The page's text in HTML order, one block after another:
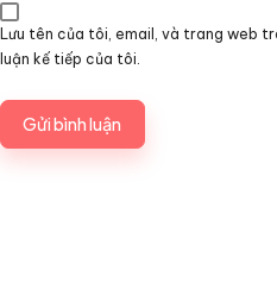
Lưu tên của tôi, email, và trang web
luận kế tiếp của tôi.